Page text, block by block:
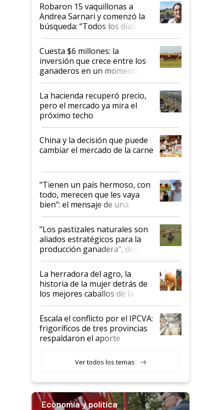
Robaron 15 vaquillonas a
Andrea Sarnari y comenzó la
búsqueda: “Todos los días le
toca a algún productor”
Cuesta $6 millones: la
inversión que crece entre los
ganaderos en un momento
histórico para la actividad
La hacienda recuperó precio,
pero el mercado ya mira el
próximo techo
China y la decisión que puede
cambiar el mercado de la carne
"Tienen un país hermoso, con
todo, merecen que les vaya
bien": el mensaje de una
ganadera uruguaya sobre las
oportunidades que se abren
para el agro en Argentina, con
foco en la carne
"Los pastizales naturales son
aliados estratégicos para la
producción ganadera", destaca
la iniciativa que ya reúne a 46
establecimientos en Argentina
La herradora del agro, la
historia de la mujer detrás de
los mejores caballos de la
Argentina y los mitos que
todavía hacen sufrir a estos
animales: "Mientras me
descalificaban, yo seguí
haciendo currículum"
Escala el conflicto por el IPCVA:
frigoríficos de tres provincias
respaldaron el aporte
Ver todos los temas
Economía y política